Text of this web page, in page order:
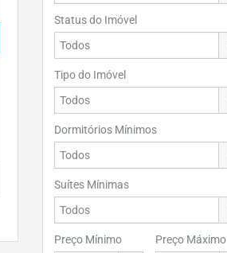
Status do Imóvel
Tipo do Imóvel
Dormitórios Mínimos
Suítes Mínimas
Preço Mínimo Preço Máximo